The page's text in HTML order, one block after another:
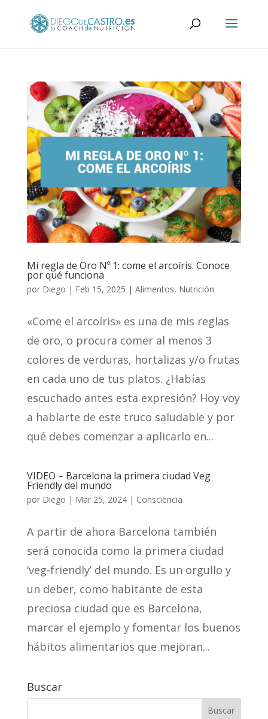
Mi regla de Oro Nº 1: come el arcoíris. Conoce
por qué funciona
por Diego | Feb 15, 2025 | Alimentos, Nutrición
«Come el arcoíris» es una de mis reglas
de oro, o procura comer al menos 3
colores de verduras, hortalizas y/o frutas
en cada uno de tus platos. ¿Habías
escuchado antes esta expresión? Hoy voy
a hablarte de este truco saludable y por
qué debes comenzar a aplicarlo en...
VIDEO – Barcelona la primera ciudad Veg
Friendly del mundo
por Diego | Mar 25, 2024| Consciencia
A partir de ahora Barcelona también
será conocida como la primera ciudad
‘veg-friendly’ del mundo. Es un orgullo y
un deber, como habitante de esta
preciosa ciudad que es Barcelona,
marcar el ejemplo y fomentar los buenos
hábitos alimentarios que mejoran...
Buscar